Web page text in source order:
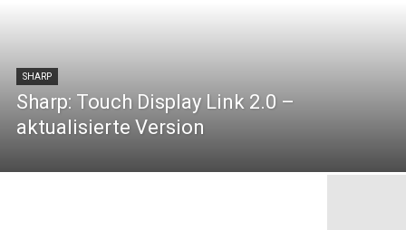
SHARP
Sharp: Touch Display Link 2.0 –
aktualisierte Version